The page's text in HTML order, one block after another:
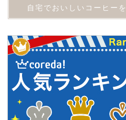
自宅でおいしいコーヒー